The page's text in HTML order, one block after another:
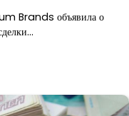
Brands объявила о